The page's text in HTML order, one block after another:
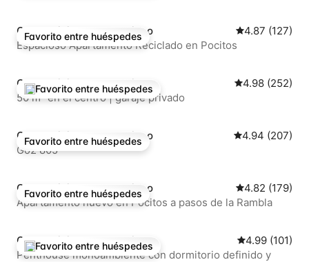
Favorito entre huéspedes
Favorito entre huéspedes
Condominio en Montevideo Calificación
4.87 (127)
Espacioso Apartamento Reciclado en Pocitos
De los mejores en Favorito entre huéspedes
Favorito entre huéspedes
Condominio en Montevideo Calificación
4.98 (252)
50 m² en el centro | garaje privado
Favorito entre huéspedes
Favorito entre huéspedes
Condominio en Montevideo Calificación
4.94 (207)
Go2 805
Favorito entre huéspedes
Favorito entre huéspedes
Condominio en Montevideo Calificación
4.82 (179)
Apartamento nuevo en Pocitos a pasos de la Rambla
De los mejores en Favorito entre huéspedes
Favorito entre huéspedes
Condominio en Montevideo Calificación
4.99 (101)
Penthouse monoambiente con dormitorio definido y